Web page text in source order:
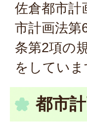
佐倉都市計
市計画法第
条第2項の
をしていま
都市